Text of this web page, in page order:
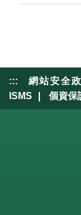
::: 網站安全
ISMS
| 個資保